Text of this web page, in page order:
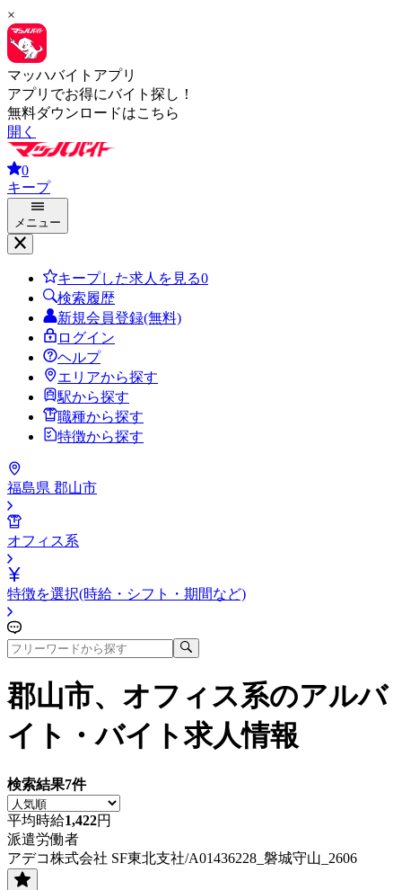
×
マッハバイトアプリ
アプリでお得にバイト探し！
無料ダウンロードはこちら
開く
0
キープ
メニュー
キープした求人を見る0
検索履歴
新規会員登録(無料)
ログイン
ヘルプ
エリアから探す
駅から探す
職種から探す
特徴から探す
福島県 郡山市
オフィス系
特徴を選択(時給・シフト・期間など)
郡山市、オフィス系のアルバ
イト・バイト求人情報
検索結果7件
平均時給1,422円
派遣労働者
アデコ株式会社 SF東北支社/A01436228_磐城守山_2606